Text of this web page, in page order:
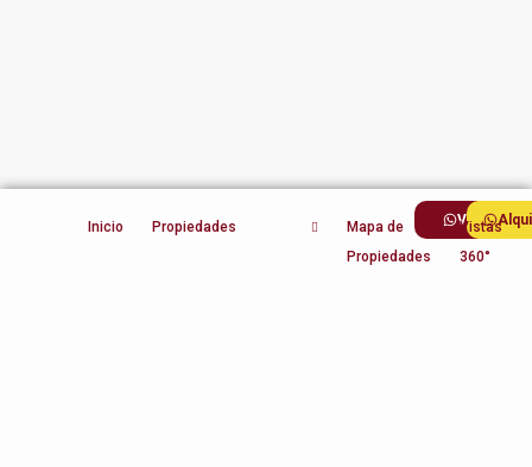
Inicio Propiedades
Mapa de
Propiedades
Vistas
360°
Ventas